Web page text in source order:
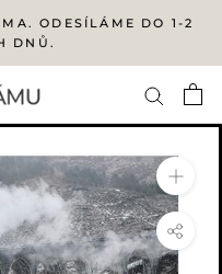
ODESÍLÁME DO 1-2
DNŮ.